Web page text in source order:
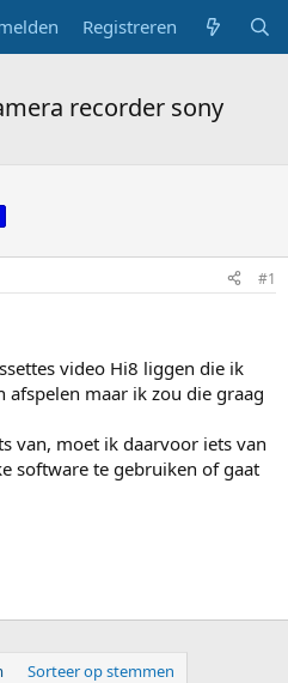
Registreren
recorder sony
#1
video Hi8 liggen die ik
maar ik zou die graag
van, moet ik daarvoor iets van
software te gebruiken of gaat
Sorteer op stemmen